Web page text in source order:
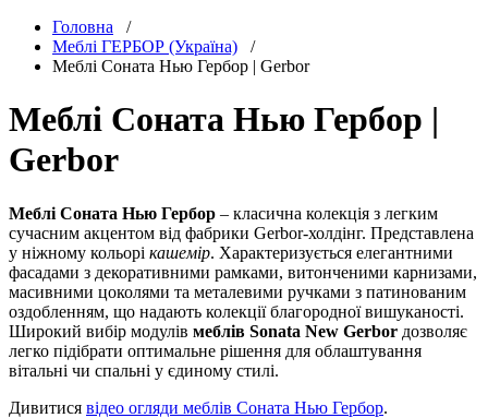
Головна /
Меблі ГЕРБОР (Україна) /
Меблi Соната Нью Гербор | Gerbor
Меблi Соната Нью Гербор |
Gerbor
Меблі Соната Нью Гербор – класична колекція з легким
сучасним акцентом від фабрики Gerbor-холдiнг. Представлена
у ніжному кольорі кашемір. Характеризується елегантними
фасадами з декоративними рамками, витонченими карнизами,
масивними цоколями та металевими ручками з патинованим
оздобленням, що надають колекції благородної вишуканості.
Широкий вибір модулів меблів Sonata New Gerbor дозволяє
легко підібрати оптимальне рішення для облаштування
вітальні чи спальні у єдиному стилі.
Дивитися відео огляди меблів Соната Нью Гербор.